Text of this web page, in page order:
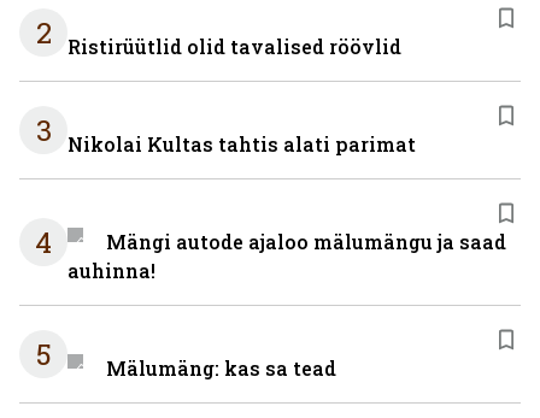
2 Ristirüütlid olid tavalised röövlid
3 Nikolai Kultas tahtis alati parimat
4
Mängi autode ajaloo mälumängu ja saad
auhinna!
5 Mälumäng: kas sa tead